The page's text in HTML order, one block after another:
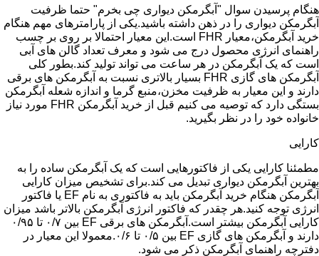
هنگام پرسیدن سوال "آبگرمکن دیواری چی بخرم" حتما ظرفیت
آبگرمکن دیواری را در ذهن داشته باشید.یکی از پارامترهای مهم هنگام
خرید آبگرمکن،معیار FHR است.این معیار احتمالا بر روی بر چسب
راهنمای انرژی محصول درج می شود و معرف تعداد گالن های آبی
است که یک آبگرمکن در هر ساعت می تواند تولید کند.بطور کلی
آبگرمکن های گازی FHR بسیار بالاتری نسبت به آبگرمکن های برقی
دارند و این معیار به ظرفیت مخزن،منبع گرما و اندازه شعله آبگرمکن
بستگی دارد که توصیه می کنیم قبل از خرید آبگرمکن FHR مورد نیاز
خانواده خود را در نظر بگیرید.
کارایی
مطمئنا کارایی یکی از فاکتورهایی است که یک آبگرمکن ساده را به
بهترین آبگرمکن دیواری تبدیل می کند.برای تشخیص میزان کارایی
آبگرمکن هنگام خرید آبگرمکن باید به فاکتوری به نام EF یا فاکتور
انرژی توجه کنید.هر چقدر که فاکتور انرژی آبگرمکن بالاتر باشد میزان
کارایی آبگرمکن بیشتر است.آبگرمکن های برقی EF بین ۰/۷ تا ۰/۹۵
دارند و آبگرمکن های گازی EF بین ۰/۵ تا ۰/۶.معمولا این معیار در
دفترچه راهنمای آبگرمکن ذکر می شود.